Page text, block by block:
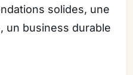
solides, une
un business durable